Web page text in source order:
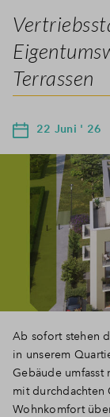
Terrassen
22 Juni ' 26
Ab sofort stehen
in unserem
Gebäude
mit durchdachten
Wohnkomfort